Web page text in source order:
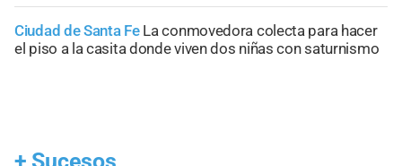
Ciudad de Santa Fe La conmovedora colecta para hacer
el piso a la casita donde viven dos niñas con saturnismo